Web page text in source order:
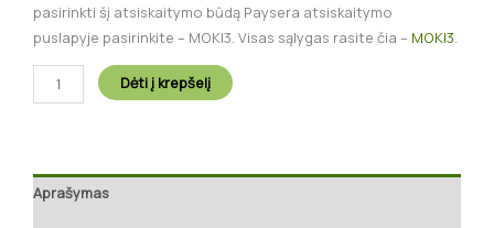
pasirinkti šį atsiskaitymo būdą Paysera atsiskaitymo
puslapyje pasirinkite – MOKI3. Visas sąlygas rasite čia – MOKI3.
Dėti į krepšelį
Aprašymas